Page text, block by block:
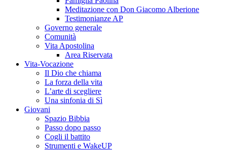
Meditazione con Don Giacomo Alberione
Testimonianze AP
Governo generale
Comunità
Vita Apostolina
Area Riservata
Vita-Vocazione
Il Dio che chiama
La forza della vita
L’arte di scegliere
Una sinfonia di Sì
Giovani
Spazio Bibbia
Passo dopo passo
Cogli il battito
Strumenti e WakeUP